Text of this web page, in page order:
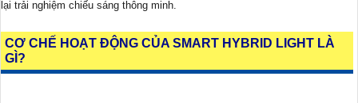
lại trải nghiệm chiếu sáng thông minh.
CƠ CHẾ HOẠT ĐỘNG CỦA SMART HYBRID LIGHT LÀ
GÌ?